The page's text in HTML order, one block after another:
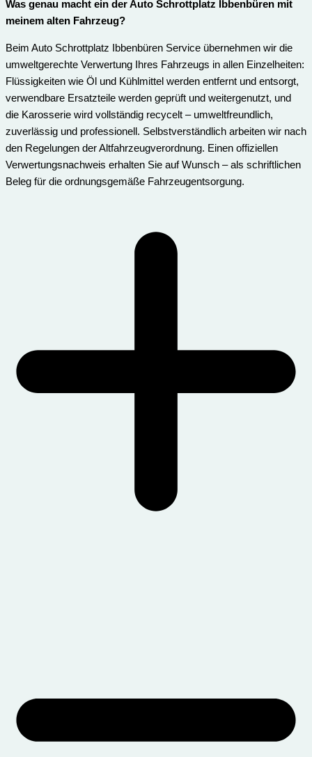
Was genau macht ein der Auto Schrottplatz Ibbenbüren mit
meinem alten Fahrzeug?
Beim Auto Schrottplatz Ibbenbüren Service übernehmen wir die
umweltgerechte Verwertung Ihres Fahrzeugs in allen Einzelheiten:
Flüssigkeiten wie Öl und Kühlmittel werden entfernt und entsorgt,
verwendbare Ersatzteile werden geprüft und weitergenutzt, und
die Karosserie wird vollständig recycelt – umweltfreundlich,
zuverlässig und professionell. Selbstverständlich arbeiten wir nach
den Regelungen der Altfahrzeugverordnung. Einen offiziellen
Verwertungsnachweis erhalten Sie auf Wunsch – als schriftlichen
Beleg für die ordnungsgemäße Fahrzeugentsorgung.